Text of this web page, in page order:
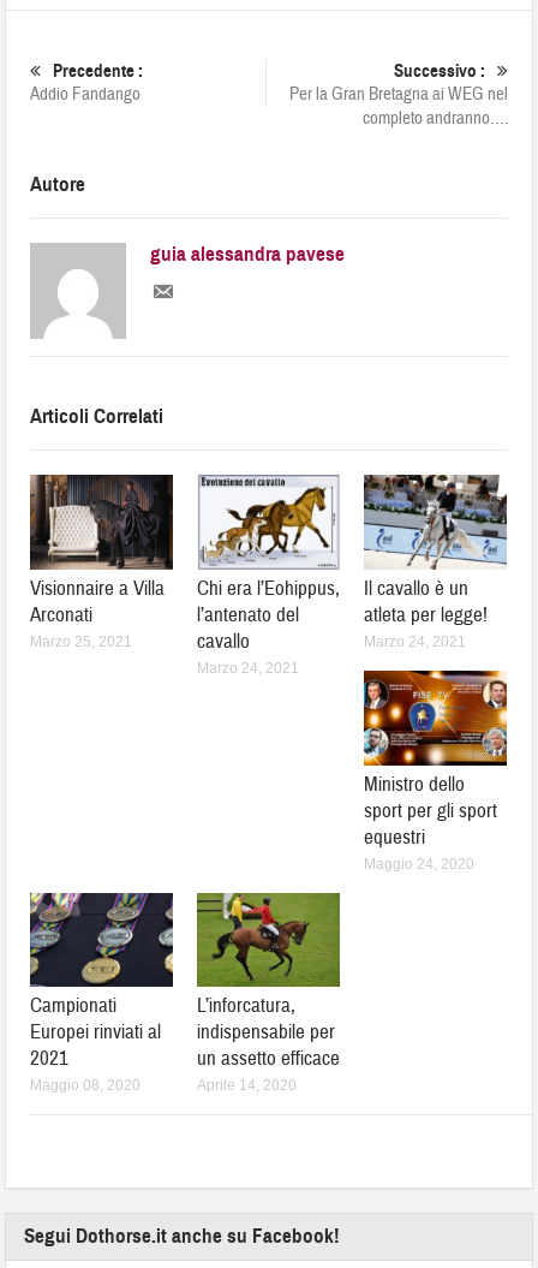
Precedente :
Addio Fandango
Successivo :
Per la Gran Bretagna ai WEG nel
completo andranno….
Autore
guia alessandra pavese
Articoli Correlati
Visionnaire a Villa
Arconati
Marzo 25, 2021
Chi era l’Eohippus,
l’antenato del
cavallo
Marzo 24, 2021
Il cavallo è un
atleta per legge!
Marzo 24, 2021
Ministro dello
sport per gli sport
equestri
Maggio 24, 2020
Campionati
Europei rinviati al
2021
Maggio 08, 2020
L’inforcatura,
indispensabile per
un assetto efficace
Aprile 14, 2020
Segui Dothorse.it anche su Facebook!